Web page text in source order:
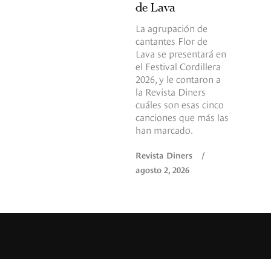
de Lava
La agrupación de
cantantes Flor de
Lava se presentará en
el Festival Cordillera
2026, y le contaron a
la Revista Diners
cuáles son esas cinco
canciones que más las
han marcado.
Revista Diners
/
agosto 2, 2026